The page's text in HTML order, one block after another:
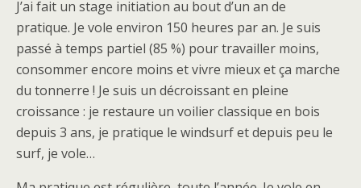
J’ai fait un stage initiation au bout d’un an de
pratique. Je vole environ 150 heures par an. Je suis
passé à temps partiel (85 %) pour travailler moins,
consommer encore moins et vivre mieux et ça marche
du tonnerre ! Je suis un décroissant en pleine
croissance : je restaure un voilier classique en bois
depuis 3 ans, je pratique le windsurf et depuis peu le
surf, je vole…